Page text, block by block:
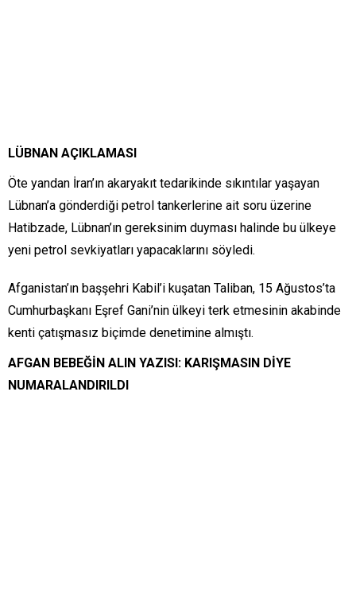
LÜBNAN AÇIKLAMASI
Öte yandan İran’ın akaryakıt tedarikinde sıkıntılar yaşayan
Lübnan’a gönderdiği petrol tankerlerine ait soru üzerine
Hatibzade, Lübnan’ın gereksinim duyması halinde bu ülkeye
yeni petrol sevkiyatları yapacaklarını söyledi.
Afganistan’ın başşehri Kabil’i kuşatan Taliban, 15 Ağustos’ta
Cumhurbaşkanı Eşref Gani’nin ülkeyi terk etmesinin akabinde
kenti çatışmasız biçimde denetimine almıştı.
AFGAN BEBEĞİN ALIN YAZISI: KARIŞMASIN DİYE
NUMARALANDIRILDI